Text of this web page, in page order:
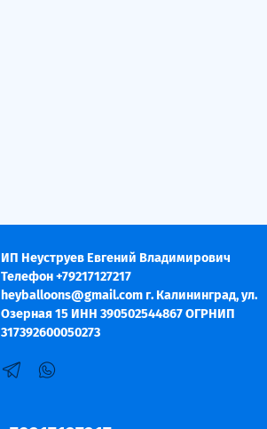
ИП Неуструев Евгений Владимирович
Телефон +79217127217
heyballoons@gmail.com г. Калининград, ул.
Озерная 15 ИНН 390502544867 ОГРНИП
317392600050273